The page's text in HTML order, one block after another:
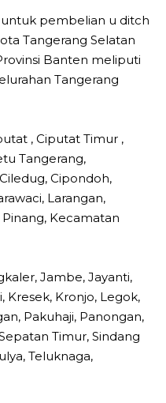
pembelian u ditch
Tangerang Selatan
Banten meliputi
Tangerang
, Ciputat Timur ,
Tangerang,
Cipondoh,
Larangan,
Kecamatan
Jambe, Jayanti,
Kresek, Kronjo, Legok,
Pakuhaji, Panongan,
Timur, Sindang
Teluknaga,